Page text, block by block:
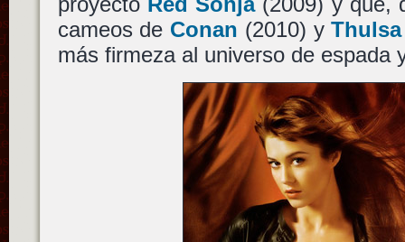
cameos de Conan (2010) y
más firmeza al universo de espada